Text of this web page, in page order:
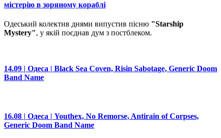
містерію в зоряному кораблі
Одеський колектив днями випустив пісню "Starship
Mystery", у якій поєднав дум з постблеком.
14.09 | Одеса | Black Sea Coven, Risin Sabotage, Generic Doom
Band Name
16.08 | Одеса | Youthex, No Remorse, Antirain of Corpses,
Generic Doom Band Name